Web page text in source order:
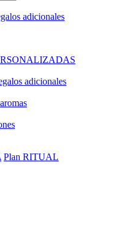
adicionales
adicionales
Plan RITUAL